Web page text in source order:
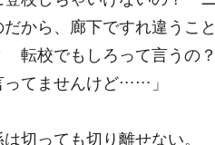
から、廊下ですれ違うこ
転校でもしろって言うの
ってませんけど……」
切っても切り離せない。